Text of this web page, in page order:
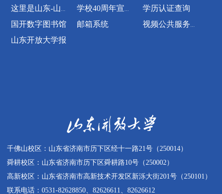
千佛山校区：山东省济南市历下区经十一路21号（250014）
舜耕校区：山东省济南市历下区舜耕路10号（250002）
高新校区：山东省济南市高新技术开发区新泺大街201号（250101）
联系电话：0531-82628850、82626611、82626612